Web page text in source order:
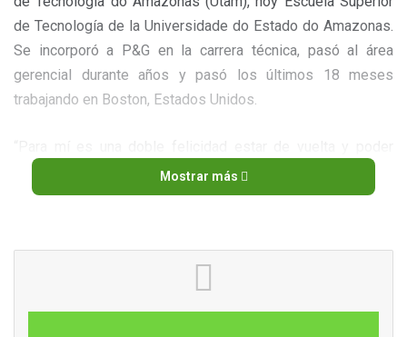
de Tecnología de la Universidade do Estado do Amazonas.
Se incorporó a P&G en la carrera técnica, pasó al área
gerencial durante años y pasó los últimos 18 meses
trabajando en Boston, Estados Unidos.
liderar esta organización tan importante para los negocios
de P&G en Brasil y América Latina. Manaus es mi casa,
importante es una gran responsabilidad para el negocio,
con las personas que hacen la diferencia todos los días en
Mostrar más